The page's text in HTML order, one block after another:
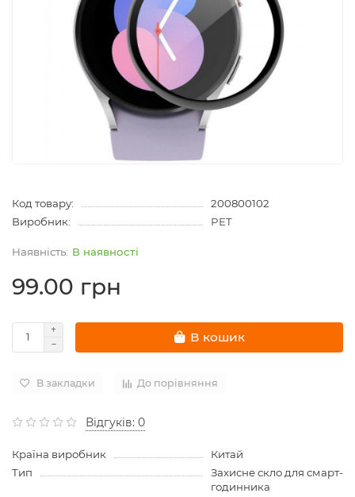
Код товару:
200800102
Виробник:
PET
В наявності
99.00 грн
В кошик
В закладки До порівняння
Відгуків: 0
Країна виробник
Китай
Тип
Захисне скло для смарт-
годинника